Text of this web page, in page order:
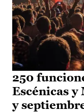
250
Escénicas y
y